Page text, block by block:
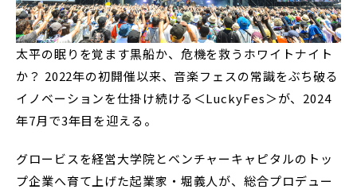
太平の眠りを覚ます黒船か、危機を救うホワイトナイト
か？ 2022年の初開催以来、音楽フェスの常識をぶち破る
イノベーションを仕掛け続ける＜LuckyFes＞が、2024
年7月で3年目を迎える。
グロービスを経営大学院とベンチャーキャピタルのトッ
プ企業へ育て上げた起業家・堀義人が、総合プロデュー